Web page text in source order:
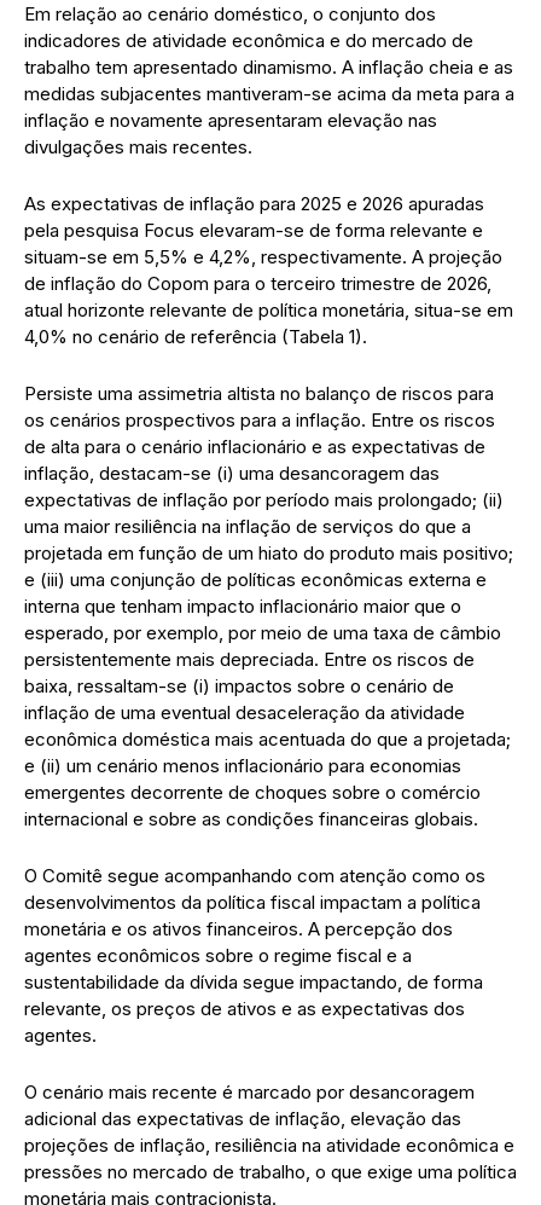
Em relação ao cenário doméstico, o conjunto dos
indicadores de atividade econômica e do mercado de
trabalho tem apresentado dinamismo. A inflação cheia e as
medidas subjacentes mantiveram-se acima da meta para a
inflação e novamente apresentaram elevação nas
divulgações mais recentes.
As expectativas de inflação para 2025 e 2026 apuradas
pela pesquisa Focus elevaram-se de forma relevante e
situam-se em 5,5% e 4,2%, respectivamente. A projeção
de inflação do Copom para o terceiro trimestre de 2026,
atual horizonte relevante de política monetária, situa-se em
4,0% no cenário de referência (Tabela 1).
Persiste uma assimetria altista no balanço de riscos para
os cenários prospectivos para a inflação. Entre os riscos
de alta para o cenário inflacionário e as expectativas de
inflação, destacam-se (i) uma desancoragem das
expectativas de inflação por período mais prolongado; (ii)
uma maior resiliência na inflação de serviços do que a
projetada em função de um hiato do produto mais positivo;
e (iii) uma conjunção de políticas econômicas externa e
interna que tenham impacto inflacionário maior que o
esperado, por exemplo, por meio de uma taxa de câmbio
persistentemente mais depreciada. Entre os riscos de
baixa, ressaltam-se (i) impactos sobre o cenário de
inflação de uma eventual desaceleração da atividade
econômica doméstica mais acentuada do que a projetada;
e (ii) um cenário menos inflacionário para economias
emergentes decorrente de choques sobre o comércio
internacional e sobre as condições financeiras globais.
O Comitê segue acompanhando com atenção como os
desenvolvimentos da política fiscal impactam a política
monetária e os ativos financeiros. A percepção dos
agentes econômicos sobre o regime fiscal e a
sustentabilidade da dívida segue impactando, de forma
relevante, os preços de ativos e as expectativas dos
agentes.
O cenário mais recente é marcado por desancoragem
adicional das expectativas de inflação, elevação das
projeções de inflação, resiliência na atividade econômica e
pressões no mercado de trabalho, o que exige uma política
monetária mais contracionista.